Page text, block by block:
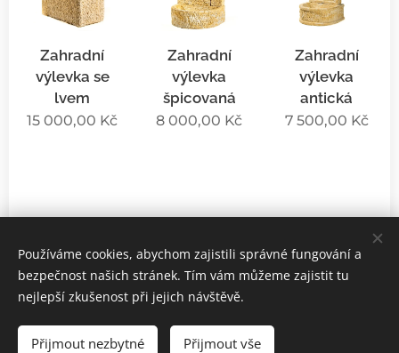
Zahradní
výlevka se
lvem
15 000,00 Kč
Zahradní
výlevka
špicovaná
8 000,00 Kč
Zahradní
výlevka
antická
7 500,00 Kč
Používáme cookies, abychom zajistili správné fungování a
bezpečnost našich stránek. Tím vám můžeme zajistit tu
nejlepší zkušenost při jejich návštěvě.
Přijmout nezbytné Přijmout vše